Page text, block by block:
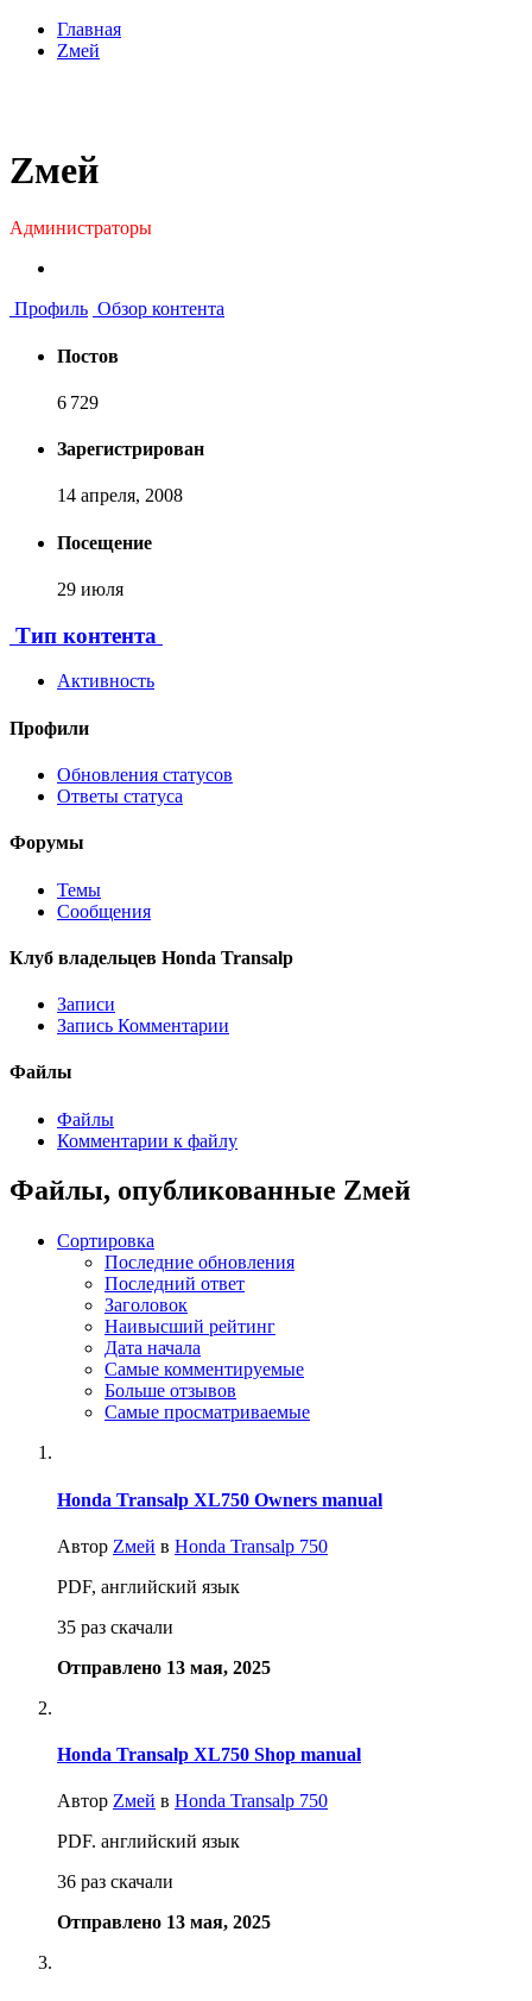
Главная
Zмей
Zмей
Администраторы
Профиль Обзор контента
Постов
6 729
Зарегистрирован
14 апреля, 2008
Посещение
29 июля
Тип контента
Активность
Профили
Обновления статусов
Ответы статуса
Форумы
Темы
Сообщения
Клуб владельцев Honda Transalp
Записи
Запись Комментарии
Файлы
Файлы
Комментарии к файлу
Файлы, опубликованные Zмей
Сортировка
Последние обновления
Последний ответ
Заголовок
Наивысший рейтинг
Дата начала
Самые комментируемые
Больше отзывов
Самые просматриваемые
Honda Transalp XL750 Owners manual
Автор Zмей в Honda Transalp 750
PDF, английский язык
35 раз скачали
Отправлено 13 мая, 2025
Honda Transalp XL750 Shop manual
Автор Zмей в Honda Transalp 750
PDF. английский язык
36 раз скачали
Отправлено 13 мая, 2025